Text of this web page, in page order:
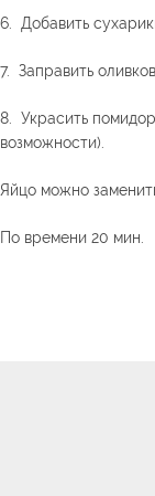
6. Добавить
7. Заправить
8. Украсить
возможности).
Яйцо можно
По времени 20 мин.